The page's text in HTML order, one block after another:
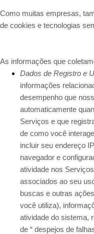
Como muitas empresas,
de cookies e tecnologias
As informações que
Dados de Registro e
informações
desempenho que
automaticamente
Serviços e que
de como você
incluir seu endereço
navegador e
atividade nos Serviços
associados ao seu
buscas e outras
você utiliza),
atividade do sistema,
de “ despejos de